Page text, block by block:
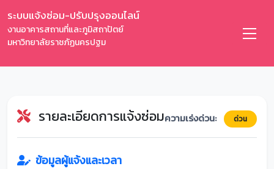
ระบบแจ้งซ่อม-ปรับปรุงออนไลน์
งานอาคารสถานที่และภูมิสถาปัตย์
มหาวิทยาลัยราชภัฏนครปฐม
รายละเอียดการแจ้งซ่อมความเร่งด่วน: ด่วน
ข้อมูลผู้แจ้งและเวลา